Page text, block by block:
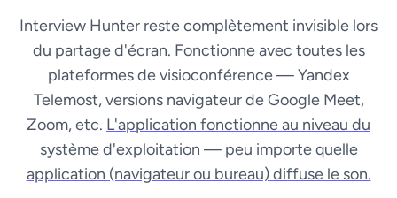
Interview Hunter reste complètement invisible lors
du partage d'écran. Fonctionne avec toutes les
plateformes de visioconférence — Yandex
Telemost, versions navigateur de Google Meet,
Zoom, etc. L'application fonctionne au niveau du
système d'exploitation — peu importe quelle
application (navigateur ou bureau) diffuse le son.